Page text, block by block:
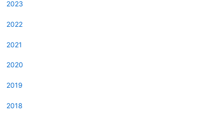
2023
2022
2021
2020
2019
2018